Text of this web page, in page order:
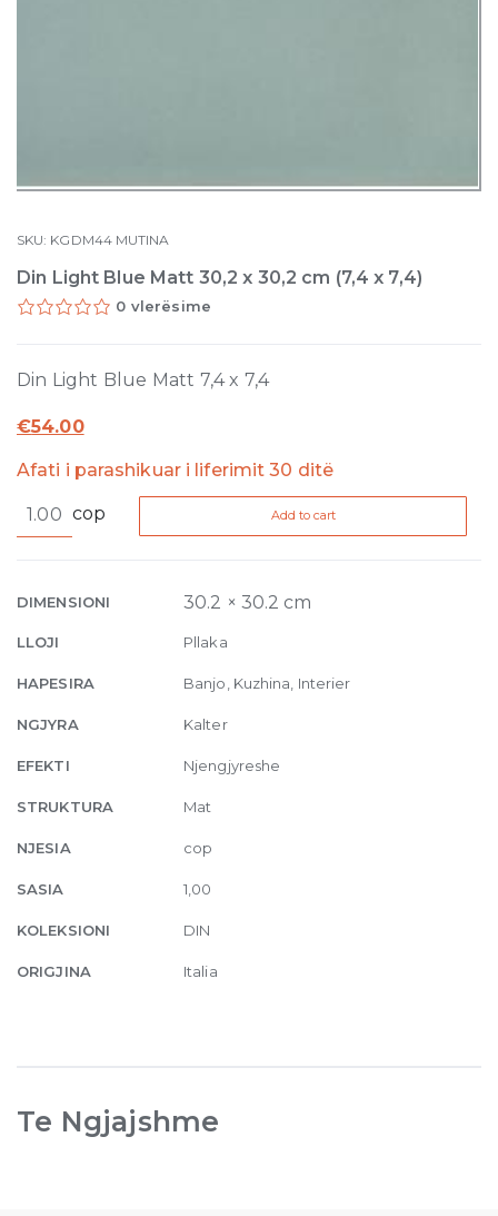
SKU: KGDM44 MUTINA
Din Light Blue Matt 30,2 x 30,2 cm (7,4 x 7,4)
0 vlerësime
Din Light Blue Matt 7,4 x 7,4
€54.00
Afati i parashikuar i liferimit 30 ditë
Light
30,2
30,2
cm
x
7,4)
cop Add to cart
DIMENSIONI 30.2 × 30.2 cm
LLOJI Pllaka
HAPESIRA Banjo, Kuzhina, Interier
NGJYRA Kalter
EFEKTI Njengjyreshe
STRUKTURA Mat
NJESIA cop
SASIA 1,00
KOLEKSIONI DIN
ORIGJINA Italia
Te Ngjajshme